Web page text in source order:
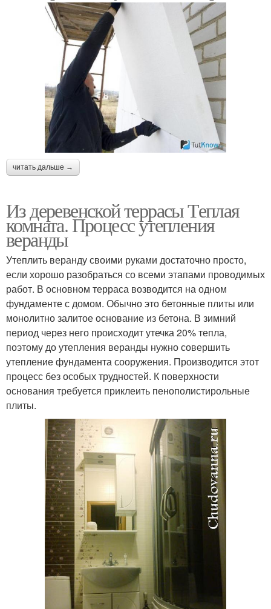
читать дальше →
Из деревенской террасы Теплая
комната. Процесс утепления
веранды
Утеплить веранду своими руками достаточно просто,
если хорошо разобраться со всеми этапами проводимых
работ. В основном терраса возводится на одном
фундаменте с домом. Обычно это бетонные плиты или
монолитно залитое основание из бетона. В зимний
период через него происходит утечка 20% тепла,
поэтому до утепления веранды нужно совершить
утепление фундамента сооружения. Производится этот
процесс без особых трудностей. К поверхности
основания требуется приклеить пенополистирольные
плиты.